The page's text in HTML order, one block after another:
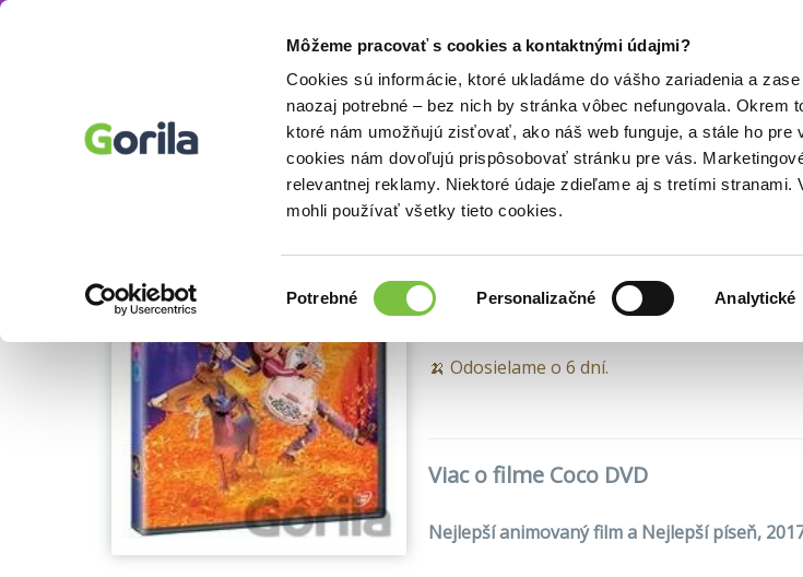
Môžeme pracovať s cookies a kontaktnými údajmi?
Cookies sú informácie, ktoré ukladáme do vášho zariadenia a
naozaj potrebné – bez nich by stránka vôbec nefungovala. Okrem
ktoré nám umožňujú zisťovať, ako náš web funguje, a stále ho pre
cookies nám dovoľujú prispôsobovať stránku pre vás.
relevantnej reklamy. Niektoré údaje zdieľame aj s tretími stranami.
mohli používať všetky tieto cookies.
súhlasu
Potrebné Personalizačné Analytické
Doplnky
Rodinné, animované a detské filmy Rodinné Disney filmy Coco
Blu-ray (6,40€) DVD (6,30€) DVD (7,50€) DVD
Coco DVD
🍌 Odosielame o 6 dní.
Viac o filme Coco DVD
Nejlepší animovaný film a Nejlepší píseň,